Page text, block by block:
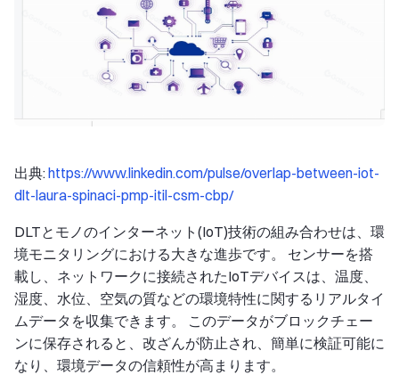
出典:https://www.linkedin.com/pulse/overlap-between-iot-
dlt-laura-spinaci-pmp-itil-csm-cbp/
DLTとモノのインターネット(IoT)技術の組み合わせは、環
境モニタリングにおける大きな進歩です。 センサーを搭
載し、ネットワークに接続されたIoTデバイスは、温度、
湿度、水位、空気の質などの環境特性に関するリアルタイ
ムデータを収集できます。 このデータがブロックチェー
ンに保存されると、改ざんが防止され、簡単に検証可能に
なり、環境データの信頼性が高まります。